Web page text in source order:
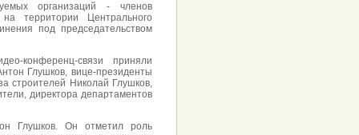
организаций - членов
территории Центрального
под председательством
конференц-связи приняли
Глушков, вице-президенты
строителей Николай Глушков,
директора департаментов
Глушков. Он отметил роль